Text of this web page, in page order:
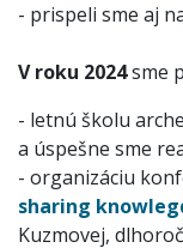
- ​prispeli sme aj
V roku 2024sme
- letnú školu
a úspešne sme
- organizáciu
sharing
Kuzmovej,